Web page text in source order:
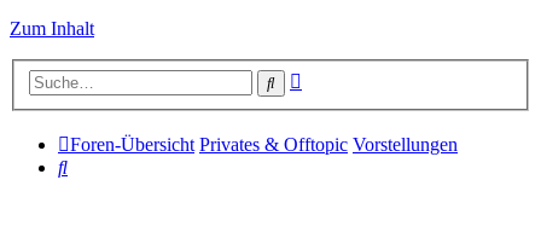
Zum Inhalt
Suche
Foren-Übersicht Privates & Offtopic Vorstellungen
Suche